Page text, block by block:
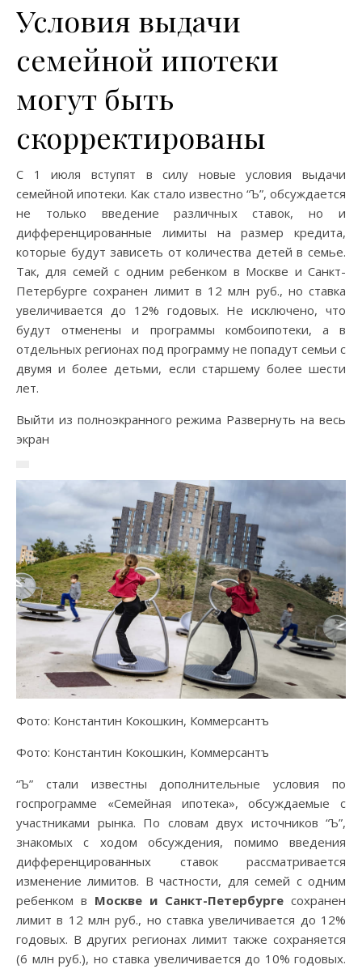
Условия выдачи
семейной ипотеки
могут быть
скорректированы
C 1 июля вступят в силу новые условия выдачи
семейной ипотеки. Как стало известно “Ъ”, обсуждается
не только введение различных ставок, но и
дифференцированные лимиты на размер кредита,
которые будут зависеть от количества детей в семье.
Так, для семей с одним ребенком в Москве и Санкт-
Петербурге сохранен лимит в 12 млн руб., но ставка
увеличивается до 12% годовых. Не исключено, что
будут отменены и программы комбоипотеки, а в
отдельных регионах под программу не попадут семьи с
двумя и более детьми, если старшему более шести
лет.
Выйти из полноэкранного режима Развернуть на весь
экран
Фото: Константин Кокошкин, Коммерсантъ
Фото: Константин Кокошкин, Коммерсантъ
“Ъ” стали известны дополнительные условия по
госпрограмме «Семейная ипотека», обсуждаемые с
участниками рынка. По словам двух источников “Ъ”,
знакомых с ходом обсуждения, помимо введения
дифференцированных ставок рассматривается
изменение лимитов. В частности, для семей с одним
ребенком в Москве и Санкт-Петербурге сохранен
лимит в 12 млн руб., но ставка увеличивается до 12%
годовых. В других регионах лимит также сохраняется
(6 млн руб.), но ставка увеличивается до 10% годовых.